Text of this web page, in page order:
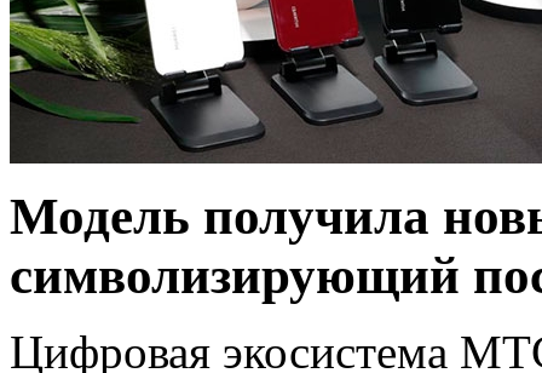
Модель получила
символизирующий
Цифровая экосистема